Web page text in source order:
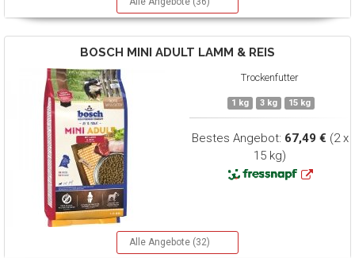
BOSCH MINI ADULT LAMM & REIS
Trockenfutter
1 kg 3 kg 15 kg
Bestes Angebot: 67,49 € (2 x
15 kg)
Alle Angebote (32)